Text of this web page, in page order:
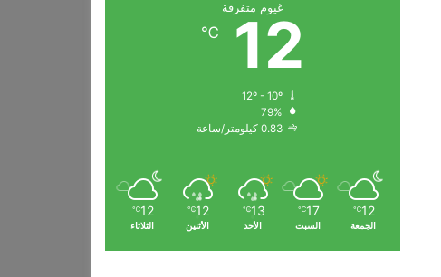
غيوم متفرقة
12
℃
79%
0.83 كيلومتر/ساعة
12
℃
الجمعة
17
℃
السبت
13
℃
الأحد
12
℃
الأثنين
12
℃
الثلاثاء